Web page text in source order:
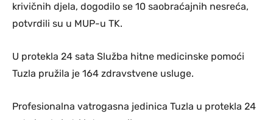
krivičnih djela, dogodilo se 10 saobraćajnih nesreća,
potvrdili su u MUP-u TK.
U protekla 24 sata Služba hitne medicinske pomoći
Tuzla pružila je 164 zdravstvene usluge.
Profesionalna vatrogasna jedinica Tuzla u protekla 24